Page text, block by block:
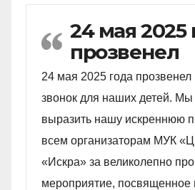
24 мая 2025
прозвенел
24 мая 2025 года прозвенел
звонок для наших детей. Мы
выразить нашу искреннюю
всем организаторам МУК
«Искра» за великолепно
мероприятие, посвященное